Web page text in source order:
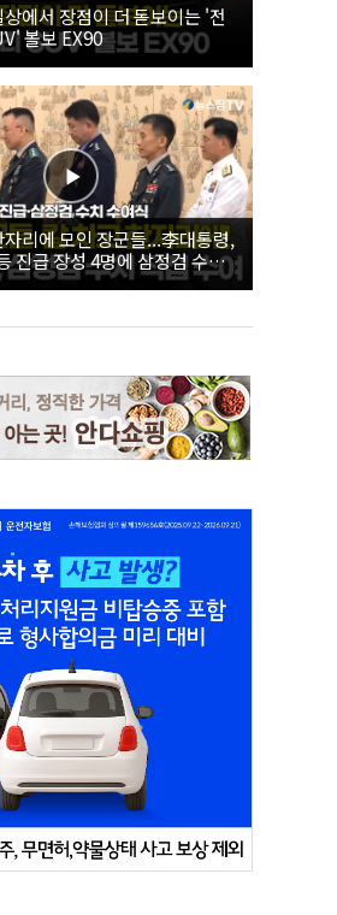
에서 장점이 더 돋보이는 '전
볼보 EX90
리에 모인 장군들...李대통령,
진급 장성 4명에 삼정검 수치
장성 진급·삼정검 수치